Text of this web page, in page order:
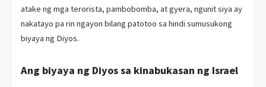
atake ng mga terorista, pambobomba, at gyera, ngunit siya ay
nakatayo pa rin ngayon bilang patotoo sa hindi sumusukong
biyaya ng Diyos.
Ang biyaya ng Diyos sa kinabukasan ng Israel